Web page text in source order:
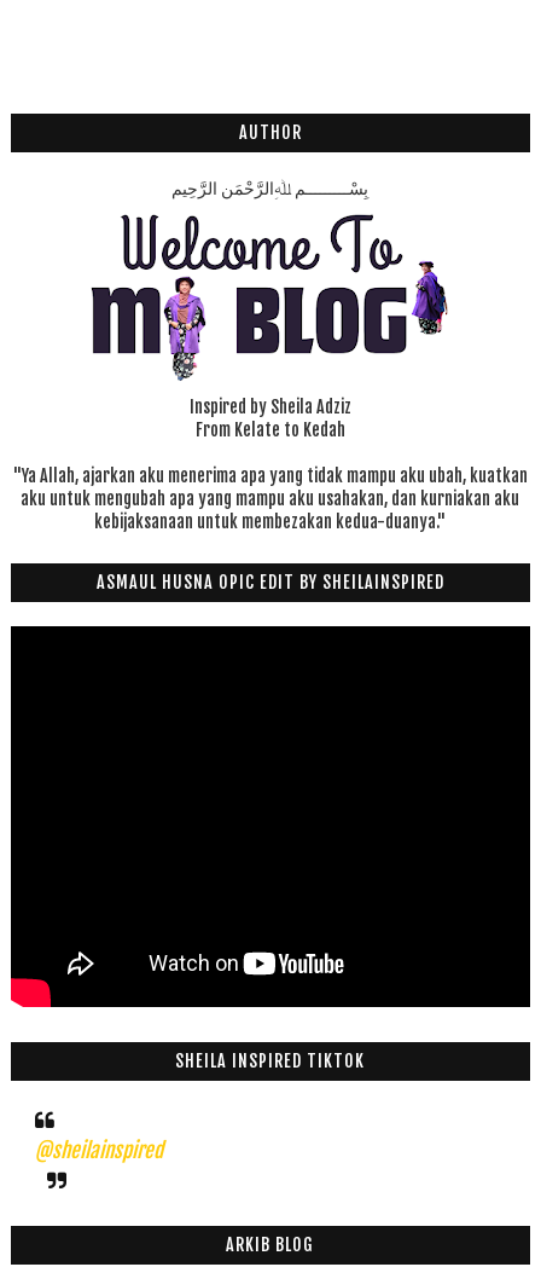
AUTHOR
بِسْـــــــــمِ ﷲِالرَّحْمَنِ الرَّحِيم
Inspired by Sheila Adziz
From Kelate to Kedah
"Ya Allah, ajarkan aku menerima apa yang tidak mampu aku ubah, kuatkan
aku untuk mengubah apa yang mampu aku usahakan, dan kurniakan aku
kebijaksanaan untuk membezakan kedua-duanya."
ASMAUL HUSNA OPIC EDIT BY SHEILAINSPIRED
SHEILA INSPIRED TIKTOK
@sheilainspired
ARKIB BLOG